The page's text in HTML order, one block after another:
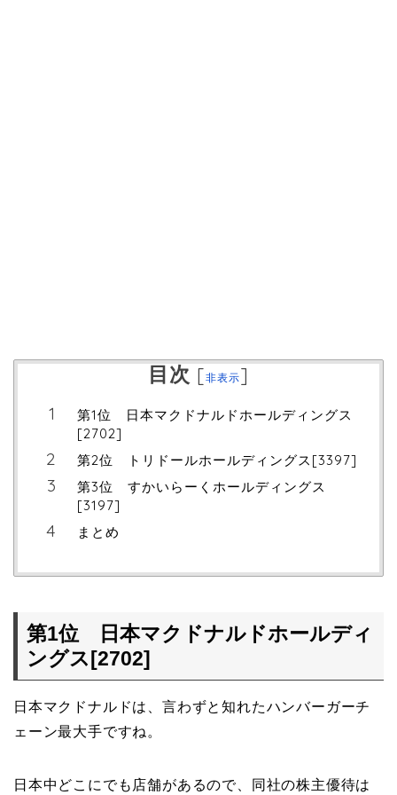
目次 [非表示]
第1位 日本マクドナルドホールディングス
[2702]
第2位 トリドールホールディングス[3397]
第3位 すかいらーくホールディングス
[3197]
まとめ
第1位 日本マクドナルドホールディ
ングス[2702]
日本マクドナルドは、言わずと知れたハンバーガーチ
ェーン最大手ですね。
日本中どこにでも店舗があるので、同社の株主優待は